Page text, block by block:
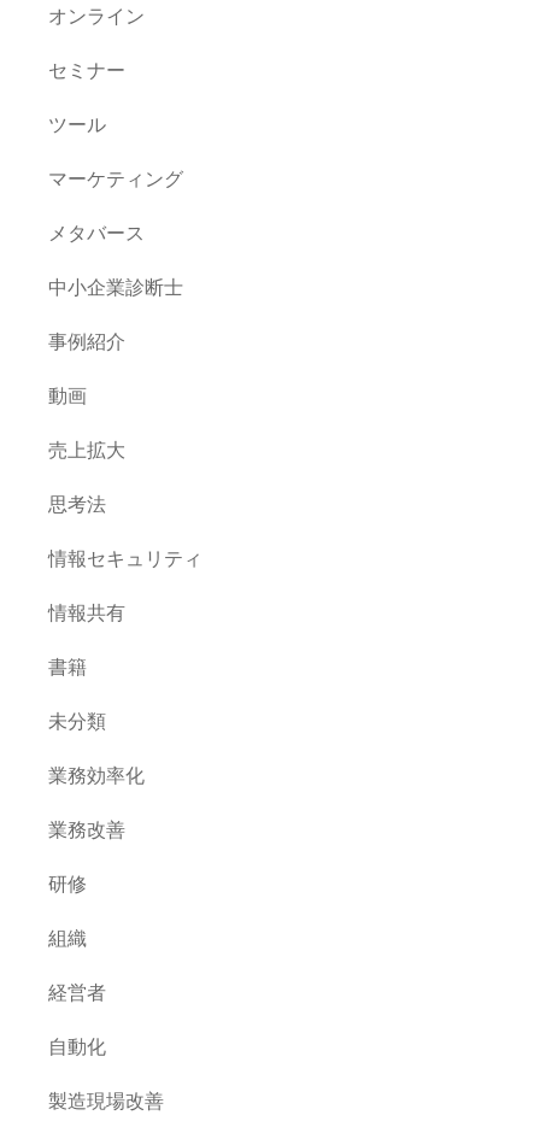
オンライン
セミナー
ツール
マーケティング
メタバース
中小企業診断士
事例紹介
動画
売上拡大
思考法
情報セキュリティ
情報共有
書籍
未分類
業務効率化
業務改善
研修
組織
経営者
自動化
製造現場改善